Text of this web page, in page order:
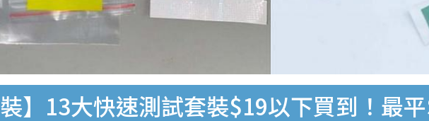
裝】13大快速測試套裝$19以下買到！最